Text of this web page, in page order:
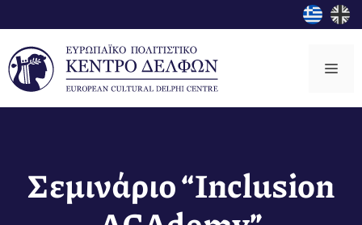
σε
περιεχόμενο
Σεμινάριο “Inclusion